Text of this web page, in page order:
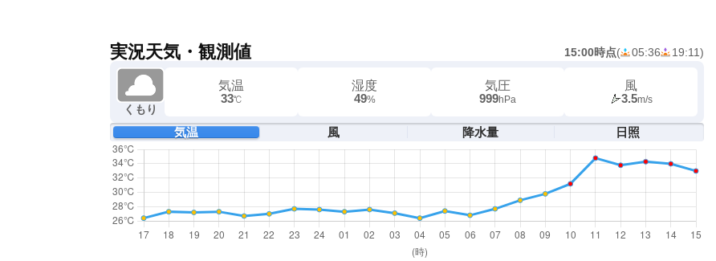
実況天気・観測値 15:00時点( 05:36 19:11)
くもり
気温
33℃
湿度
49%
気圧
999hPa
風
3.5m/s
気温 風 降水量 日照